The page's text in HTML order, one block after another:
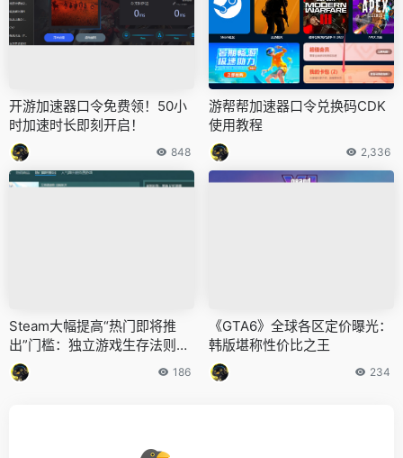
开游加速器口令免费领！50小
时加速时长即刻开启！
848
游帮帮加速器口令兑换码CDK
使用教程
2,336
Steam大幅提高“热门即将推
出”门槛：独立游戏生存法则迎
来剧变
186
《GTA6》全球各区定价曝光：
韩版堪称性价比之王
234